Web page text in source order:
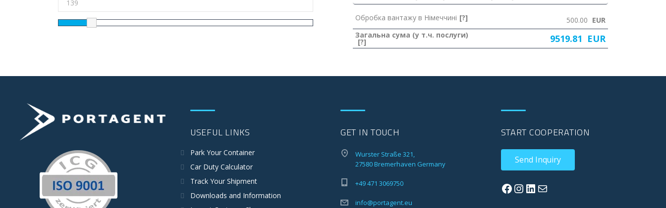
Обробка вантажу в Німеччині [?] 500.00 EUR
Загальна сума (у т.ч. послуги)
[?] 9519.81 EUR
USEFUL LINKS
Park Your Container
Car Duty Calculator
Track Your Shipment
Downloads and Information
GET IN TOUCH
Wurster Straße 321,
27580 Bremerhaven Germany
+49 471 3069750
info@portagent.eu
START COOPERATION
Send Inquiry
Facebook
Instagram
LinkedIn
Mail